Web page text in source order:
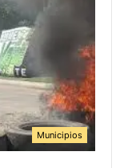
Municipios